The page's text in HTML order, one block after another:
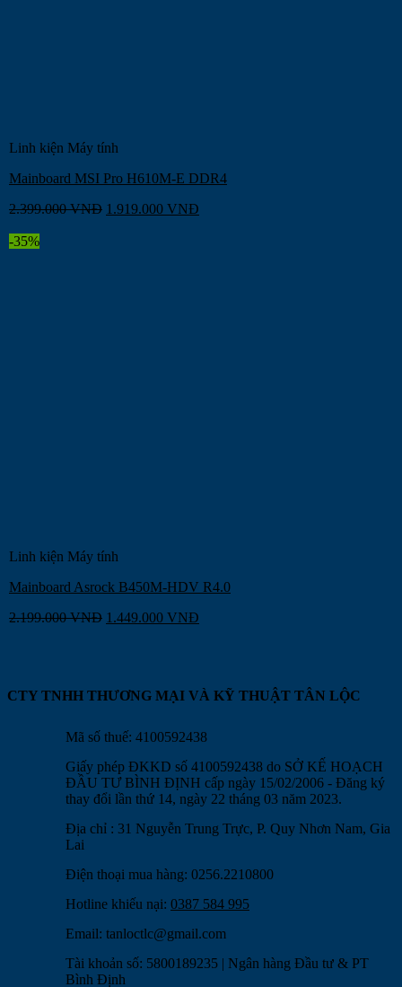
Linh kiện Máy tính
Mainboard MSI Pro H610M-E DDR4
2.399.000VNĐ 1.919.000 VNĐ
-35%
Linh kiện Máy tính
Mainboard Asrock B450M-HDV R4.0
2.199.000VNĐ 1.449.000 VNĐ
CTY TNHH THƯƠNG MẠI VÀ KỸ THUẬT TÂN LỘC
Mã số thuế: 4100592438
Giấy phép ĐKKD số 4100592438 do SỞ KẾ HOẠCH
ĐẦU TƯ BÌNH ĐỊNH cấp ngày 15/02/2006 - Đăng ký
thay đổi lần thứ 14, ngày 22 tháng 03 năm 2023.
Địa chỉ : 31 Nguyễn Trung Trực, P. Quy Nhơn Nam, Gia
Lai
Điện thoại mua hàng: 0256.2210800
Hotline khiếu nại: 0387 584 995
Email: tanloctlc@gmail.com
Tài khoản số: 5800189235 | Ngân hàng Đầu tư & PT
Bình Định